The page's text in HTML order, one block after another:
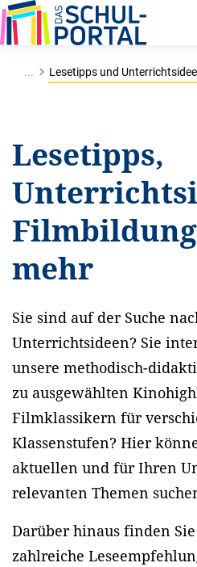
... Lesetipps und
Lesetipps,
mehr
Sie sind auf der Suche
Unterrichtsideen? Sie
unsere methodisch-
zu ausgewählten
Filmklassikern für
Klassenstufen? Hier
aktuellen und für Ihren
relevanten Themen
Darüber hinaus finden
zahlreiche